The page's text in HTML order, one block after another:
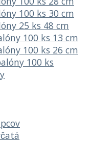
100 ks 30 cm
25 ks 48 cm
100 ks 13 cm
100 ks 26 cm
100 ks